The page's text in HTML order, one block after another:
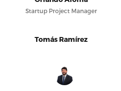
Startup Project Manager
Tomás Ramírez